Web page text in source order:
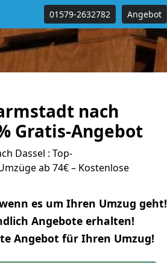
01579-2632782 Angebot
nach
Gratis-Angebot
Dassel : Top-
ab 74€ – Kostenlose
es um Ihren Umzug geht!
Angebote erhalten!
Angebot für Ihren Umzug!